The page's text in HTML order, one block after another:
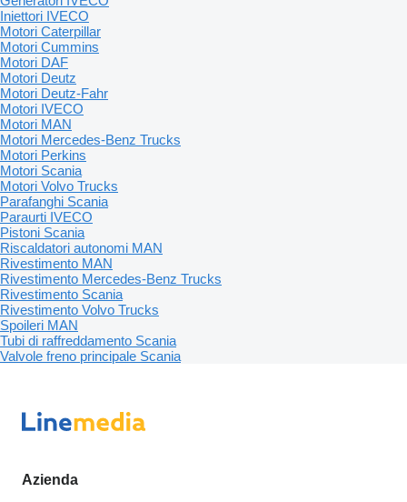
Iniettori IVECO
Motori Caterpillar
Motori Cummins
Motori DAF
Motori Deutz
Motori Deutz-Fahr
Motori IVECO
Motori MAN
Motori Mercedes-Benz Trucks
Motori Perkins
Motori Scania
Motori Volvo Trucks
Parafanghi Scania
Paraurti IVECO
Pistoni Scania
Riscaldatori autonomi MAN
Rivestimento MAN
Rivestimento Mercedes-Benz Trucks
Rivestimento Scania
Rivestimento Volvo Trucks
Spoileri MAN
Tubi di raffreddamento Scania
Valvole freno principale Scania
Azienda